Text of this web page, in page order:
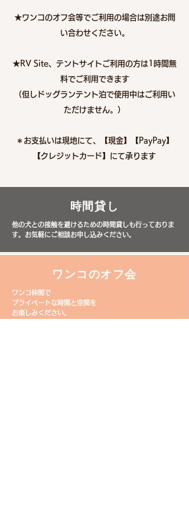
★ワンコのオフ会等でご利用の場合は別途お問
い合わせください。
★RV Site、テントサイトご利用の方は1時間無
料でご利用できます
（但しドッグランテント泊で使用中はご利用い
ただけません。）
​＊お支払いは現地にて、【現金】【PayPay】
【クレジットカード】にて承ります
時間貸し
​他の犬との接触を避けるための時間貸しも行っておりま
す。お気軽にご相談お申し込みください。
ワンコのオフ会
​ワンコ仲間で
プライベートな時間と空間を
お楽しみください。